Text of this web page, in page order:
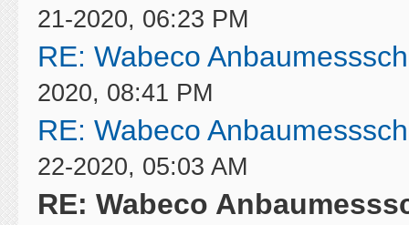
21-2020, 06:23 PM
RE: Wabeco
2020, 08:41 PM
RE: Wabeco
22-2020, 05:03 AM
RE: Wabeco